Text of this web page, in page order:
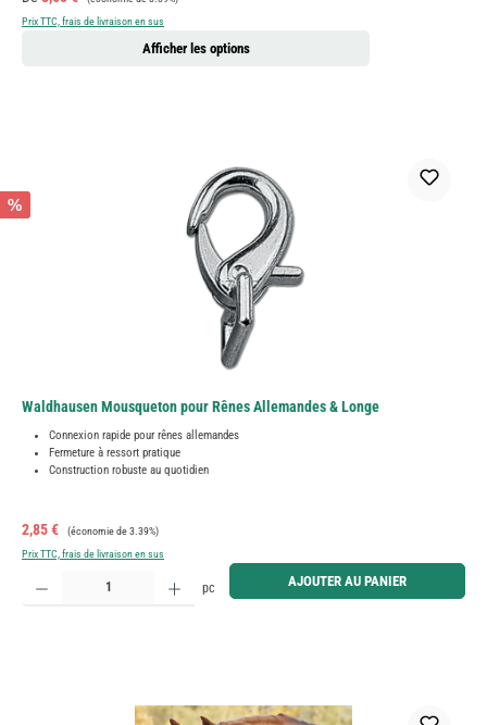
Prix TTC, frais de livraison en sus
Afficher les options
%
Waldhausen Mousqueton pour Rênes Allemandes & Longe
Connexion rapide pour rênes allemandes
Fermeture à ressort pratique
Construction robuste au quotidien
Prix de vente :
2,85 € Prix régulier :
(économie de 3.39%)
Prix TTC, frais de livraison en sus
Quantité de produit : Entrez la quantité souhaitée ou utilisez les boutons pour augmenter ou
pc AJOUTER AU PANIER